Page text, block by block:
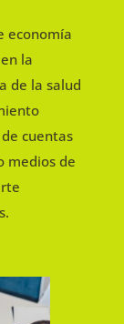
economía
la
de la salud
cuentas
medios de